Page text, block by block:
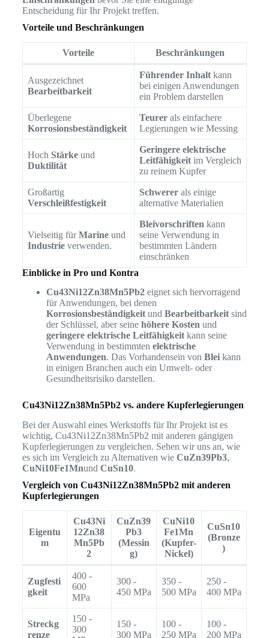
Entscheidung für Ihr Projekt treffen.
Vorteile und Beschränkungen
Vorteile Beschränkungen
Ausgezeichnet
Bearbeitbarkeit
Führender Inhaltkann
bei einigen Anwendungen
ein Problem darstellen
Überlegene
Korrosionsbeständigkeit
Teurerals einfachere
Legierungen wie Messing
Hoch Stärkeund
Duktilität
Geringere elektrische
Leitfähigkeitim Vergleich
zu reinem Kupfer
Großartig
Verschleißfestigkeit
Schwererals einige
alternative Materialien
Vielseitig fürMarineund
Industrieverwenden.
Bleivorschriften kann
seine Verwendung in
bestimmten Ländern
einschränken
Einblicke in Pro und Kontra
Cu43Ni12Zn38Mn5Pb2eignet sich hervorragend
für Anwendungen, bei denen
Korrosionsbeständigkeitund Bearbeitbarkeitsind
der Schlüssel, aber seine höhere Kosten und
geringere elektrische Leitfähigkeitkann seine
Verwendung in bestimmten elektrische
Anwendungen. Das Vorhandensein von Bleikann
in einigen Branchen auch ein Umwelt- oder
Gesundheitsrisiko darstellen.
Cu43Ni12Zn38Mn5Pb2 vs. andere Kupferlegierungen
Bei der Auswahl eines Werkstoffs für Ihr Projekt ist es
wichtig, Cu43Ni12Zn38Mn5Pb2 mit anderen gängigen
Kupferlegierungen zu vergleichen. Sehen wir uns an, wie
es sich im Vergleich zu Alternativen wie CuZn39Pb3,
CuNi10Fe1Mnund CuSn10.
Vergleich von Cu43Ni12Zn38Mn5Pb2 mit anderen
Kupferlegierungen
Eigentu
m
Cu43Ni
12Zn38
Mn5Pb
2
CuZn39
Pb3
(Messin
g)
CuNi10
Fe1Mn
(Kupfer-
Nickel)
CuSn10
(Bronze
)
Zugfesti
gkeit
400 -
600
MPa
300 -
450 MPa
350 -
500 MPa
250 -
400 MPa
Streckg
renze
150 -
300
150 -
300 MPa
100 -
250 MPa
100 -
200 MPa